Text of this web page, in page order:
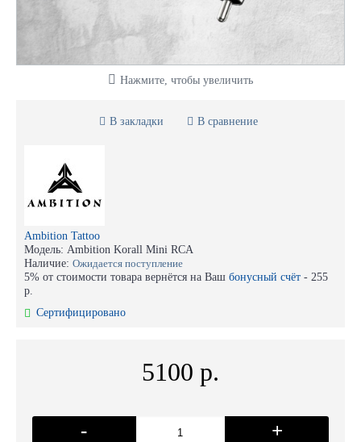
Нажмите, чтобы увеличить
В закладки В сравнение
Ambition Tattoo
Модель: Ambition Korall Mini RCA
Наличие: Ожидается поступление
5% от стоимости товара вернётся на Ваш бонусный счёт - 255
р.
Сертифицировано
5100 р.
- +